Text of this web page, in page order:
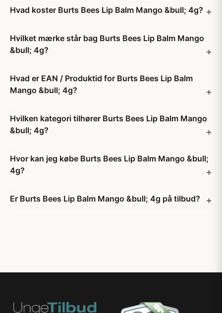
Hvad koster Burts Bees Lip Balm Mango &bull; 4g?
Hvilket mærke står bag Burts Bees Lip Balm Mango
&bull; 4g?
Hvad er EAN / Produktid for Burts Bees Lip Balm
Mango &bull; 4g?
Hvilken kategori tilhører Burts Bees Lip Balm Mango
&bull; 4g?
Hvor kan jeg købe Burts Bees Lip Balm Mango &bull;
4g?
Er Burts Bees Lip Balm Mango &bull; 4g på tilbud?